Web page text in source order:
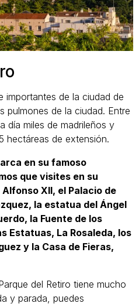
importantes de la ciudad de
pulmones de la ciudad. Entre
día miles de madrileños y
hectáreas de extensión.
en su famoso
que visites en su
XII, el Palacio de
la estatua del Ángel
la Fuente de los
Estatuas, La Rosaleda, los
y la Casa de Fieras,
del Retiro tiene mucho
y parada, puedes